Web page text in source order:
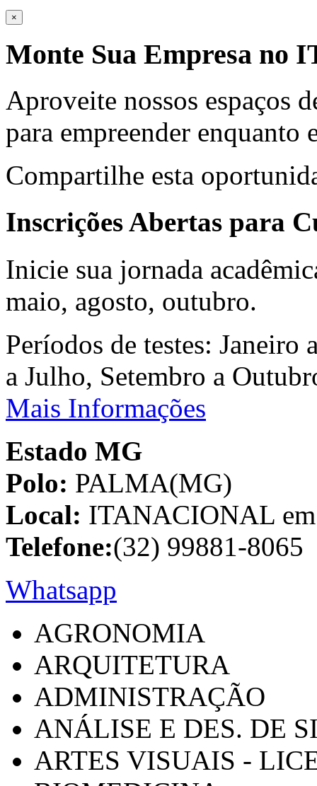
×
Monte Sua Empresa no
Aproveite nossos espaços
para empreender enquanto
Compartilhe esta
Inscrições Abertas para
Inicie sua jornada
maio, agosto, outubro.
Períodos de testes:
a Julho, Setembro a
Mais Informações
Estado MG
Polo: PALMA(MG)
Local: ITANACIONAL
Telefone:(32) 99881-8065
Whatsapp
AGRONOMIA
ARQUITETURA
ADMINISTRAÇÃO
ANÁLISE E DES. DE
ARTES VISUAIS -